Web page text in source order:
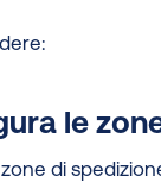
le
di